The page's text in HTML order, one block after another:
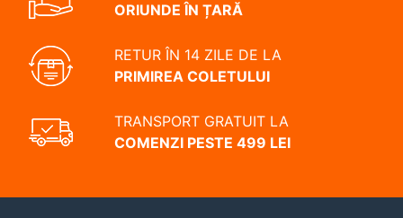
ORIUNDE ÎN ȚARĂ
RETUR ÎN 14 ZILE DE LA
PRIMIREA COLETULUI
TRANSPORT GRATUIT LA
COMENZI PESTE 499 LEI